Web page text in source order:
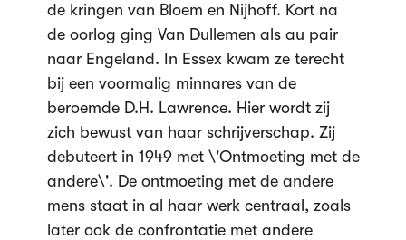
de kringen van Bloem en Nijhoff. Kort na
de oorlog ging Van Dullemen als au pair
naar Engeland. In Essex kwam ze terecht
bij een voormalig minnares van de
beroemde D.H. Lawrence. Hier wordt zij
zich bewust van haar schrijverschap. Zij
debuteert in 1949 met \'Ontmoeting met de
andere\'. De ontmoeting met de andere
mens staat in al haar werk centraal, zoals
later ook de confrontatie met andere